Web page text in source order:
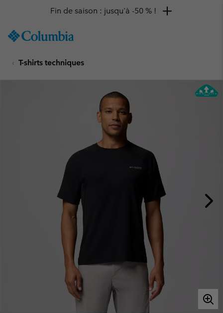
TO
SKIP
Fin de saison : jusqu'à -50 % !
T-shirts techniques